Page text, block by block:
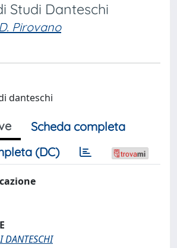
Studi Danteschi
D. Pirovano
danteschi
Scheda completa
(DC)
DANTESCHI